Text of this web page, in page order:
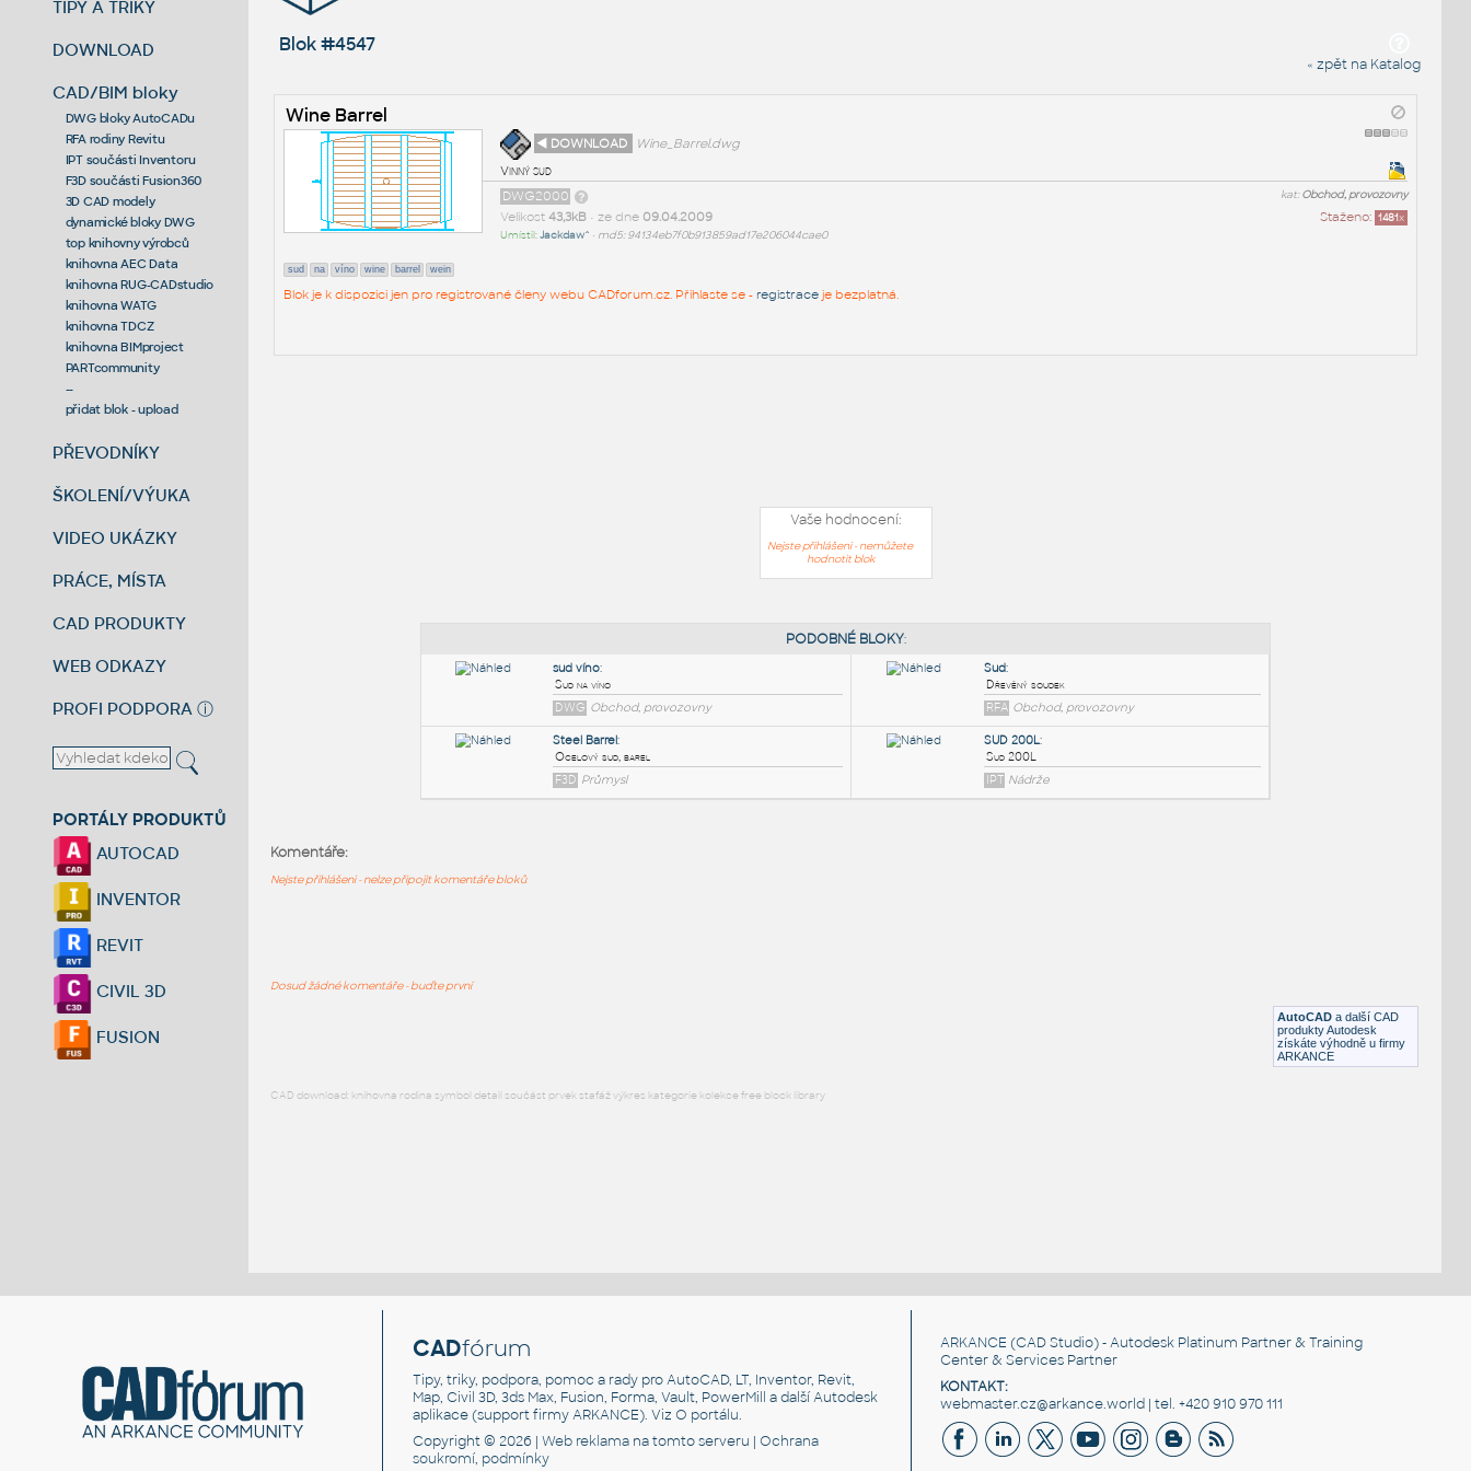
TIPY A TRIKY
DOWNLOAD
CAD/BIM bloky
DWG bloky AutoCADu
RFA rodiny Revitu
IPT součásti Inventoru
F3D součásti Fusion360
3D CAD modely
dynamické bloky DWG
top knihovny výrobců
knihovna AEC Data
knihovna RUG-CADstudio
knihovna WATG
knihovna TDCZ
knihovna BIMproject
PARTcommunity
--
přidat blok - upload
PŘEVODNÍKY
ŠKOLENÍ/VÝUKA
VIDEO UKÁZKY
PRÁCE, MÍSTA
CAD PRODUKTY
WEB ODKAZY
PROFI PODPORA ⓘ
PORTÁLY PRODUKTŮ
AUTOCAD
INVENTOR
REVIT
CIVIL 3D
FUSION
Blok #4547
« zpět na Katalog
Wine Barrel
◄ DOWNLOAD
Wine_Barrel.dwg
Vinný sud
kat:Obchod, provozovny
DWG2000
Staženo: 1481x
Velikost 43,3kB• ze dne 09.04.2009
Umístil:Jackdaw^ • md5: 94134eb7f0b913859ad17e206044cae0
sud na víno wine barrel wein
Blok je k dispozici jen pro registrované členy webu CADforum.cz. Přihlaste se - registraceje bezplatná.
Vaše hodnocení:
Nejste přihlášeni - nemůžete
hodnotit blok
AutoCAD a další CAD
produkty Autodesk
získáte výhodně u firmy
ARKANCE
Komentáře:
Nejste přihlášeni - nelze připojit komentáře bloků
Dosud žádné komentáře - buďte první
CAD download: knihovna rodina symbol detail součást prvek stafáž výkres kategorie kolekce free block library
CADfórum
Tipy, triky, podpora, pomoc a rady pro AutoCAD, LT, Inventor, Revit,
Map, Civil 3D, 3ds Max, Fusion, Forma, Vault, PowerMill a další Autodesk
aplikace (support firmy ARKANCE). VizO portálu.
Copyright © 2026 |Web reklama na tomto serveru |Ochrana
soukromí, podmínky
ARKANCE (CAD Studio) - Autodesk Platinum Partner & Training
Center & Services Partner
KONTAKT:
webmaster.cz@arkance.world | tel. +420 910 970 111